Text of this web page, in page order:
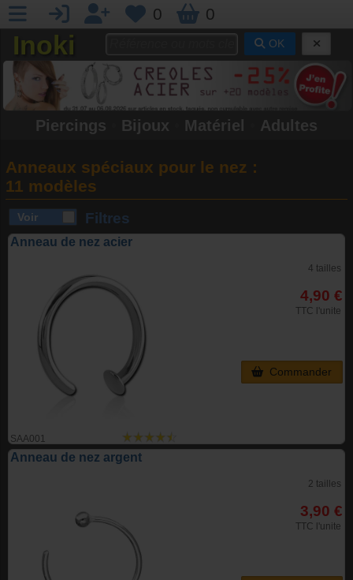
0 0
Inoki OK
Piercings Bijoux Matériel Adultes
Anneaux spéciaux pour le nez :
11 modèles
Filtres
Anneau de nez acier
SAA001
4 tailles
4,90 €
TTC l'unite
Commander
Anneau de nez argent
2 tailles
3,90 €
TTC l'unite